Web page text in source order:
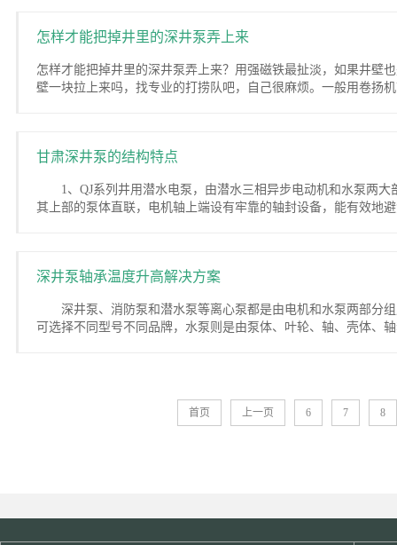
怎样才能把掉井里的深井泵弄上来
怎样才能把掉井里的深井泵弄上来？用强磁铁最扯淡，如果井壁
壁一块拉上来吗，找专业的打捞队吧，自己很麻烦。一般用卷扬
甘肃深井泵的结构特点
1、QJ系列井用潜水电泵，由潜水三相异步电动机和水泵两大
其上部的泵体直联，电机轴上端设有牢靠的轴封设备，能有效地
深井泵轴承温度升高解决方案
深井泵、消防泵和潜水泵等离心泵都是由电机和水泵两部分组
可选择不同型号不同品牌，水泵则是由泵体、叶轮、轴、壳体、
首页 上一页 6 7 8